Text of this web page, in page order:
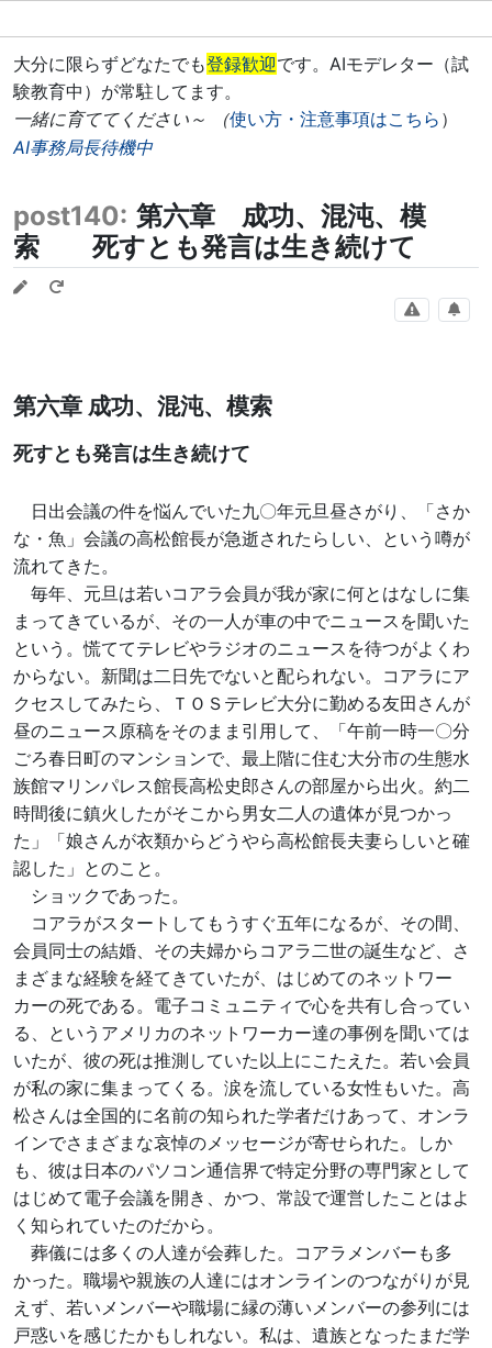
大分に限らずどなたでも登録歓迎です。AIモデレター（試
験教育中）が常駐してます。
一緒に育ててください～ （使い方・注意事項はこちら ）
AI事務局長待機中
post140: 第六章 成功、混沌、模
索 死すとも発言は生き続けて
第六章 成功、混沌、模索
死すとも発言は生き続けて
日出会議の件を悩んでいた九〇年元旦昼さがり、「さか
な・魚」会議の高松館長が急逝されたらしい、という噂が
流れてきた。
毎年、元旦は若いコアラ会員が我が家に何とはなしに集
まってきているが、その一人が車の中でニュースを聞いた
という。慌ててテレビやラジオのニュースを待つがよくわ
からない。新聞は二日先でないと配られない。コアラにア
クセスしてみたら、ＴＯＳテレビ大分に勤める友田さんが
昼のニュース原稿をそのまま引用して、「午前一時一〇分
ごろ春日町のマンションで、最上階に住む大分市の生態水
族館マリンパレス館長高松史郎さんの部屋から出火。約二
時間後に鎮火したがそこから男女二人の遺体が見つかっ
た」「娘さんが衣類からどうやら高松館長夫妻らしいと確
認した」とのこと。
ショックであった。
コアラがスタートしてもうすぐ五年になるが、その間、
会員同士の結婚、その夫婦からコアラ二世の誕生など、さ
まざまな経験を経てきていたが、はじめてのネットワー
カーの死である。電子コミュニティで心を共有し合ってい
る、というアメリカのネットワーカー達の事例を聞いては
いたが、彼の死は推測していた以上にこたえた。若い会員
が私の家に集まってくる。涙を流している女性もいた。高
松さんは全国的に名前の知られた学者だけあって、オンラ
インでさまざまな哀悼のメッセージが寄せられた。しか
も、彼は日本のパソコン通信界で特定分野の専門家として
はじめて電子会議を開き、かつ、常設で運営したことはよ
く知られていたのだから。
葬儀には多くの人達が会葬した。コアラメンバーも多
かった。職場や親族の人達にはオンラインのつながりが見
えず、若いメンバーや職場に縁の薄いメンバーの参列には
戸惑いを感じたかもしれない。私は、遺族となったまだ学